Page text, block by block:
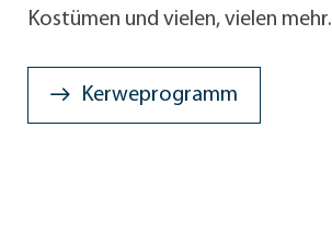
Kostümen und vielen, vielen mehr.
Kerweprogramm